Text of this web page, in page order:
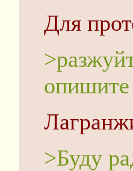
Для
опишите
>Буду